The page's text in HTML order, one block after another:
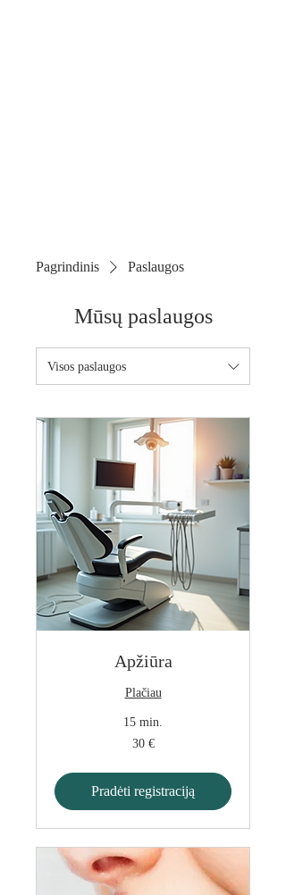
Pagrindinis Paslaugos
Mūsų paslaugos
Visos paslaugos
Apžiūra
Plačiau
15 min.
30 €
Pradėti registraciją